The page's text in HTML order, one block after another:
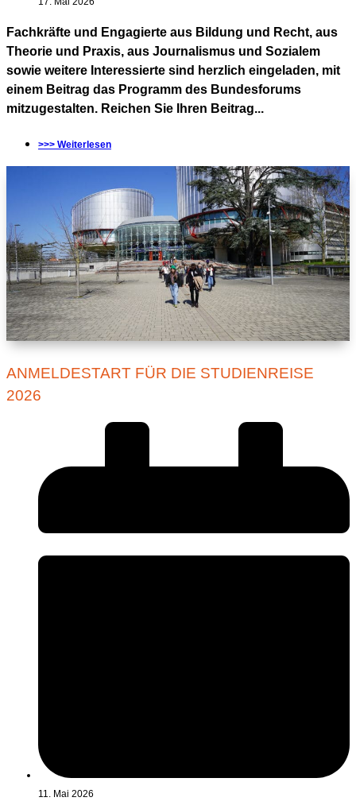
Fachkräfte und Engagierte aus Bildung und Recht, aus
Theorie und Praxis, aus Journalismus und Sozialem
sowie weitere Interessierte sind herzlich eingeladen, mit
einem Beitrag das Programm des Bundesforums
mitzugestalten. Reichen Sie Ihren Beitrag...
>>> Weiterlesen
ANMELDESTART FÜR DIE STUDIENREISE
2026
11. Mai 2026